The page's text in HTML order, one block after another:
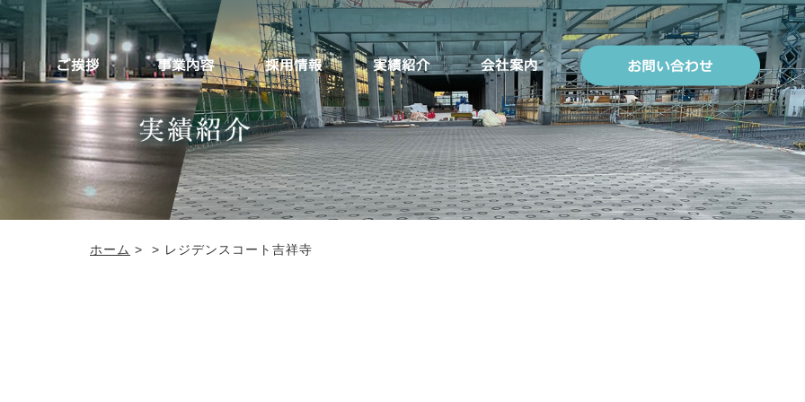
ホーム > > レジデンスコート吉祥寺